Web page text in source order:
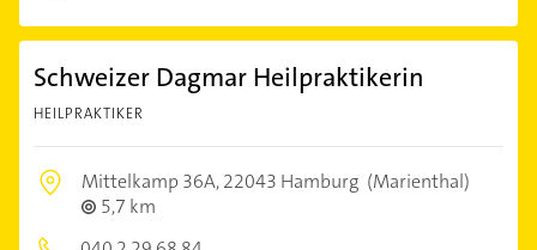
Schweizer Dagmar Heilpraktikerin
HEILPRAKTIKER
Mittelkamp 36A,22043 Hamburg (Marienthal)
5,7 km